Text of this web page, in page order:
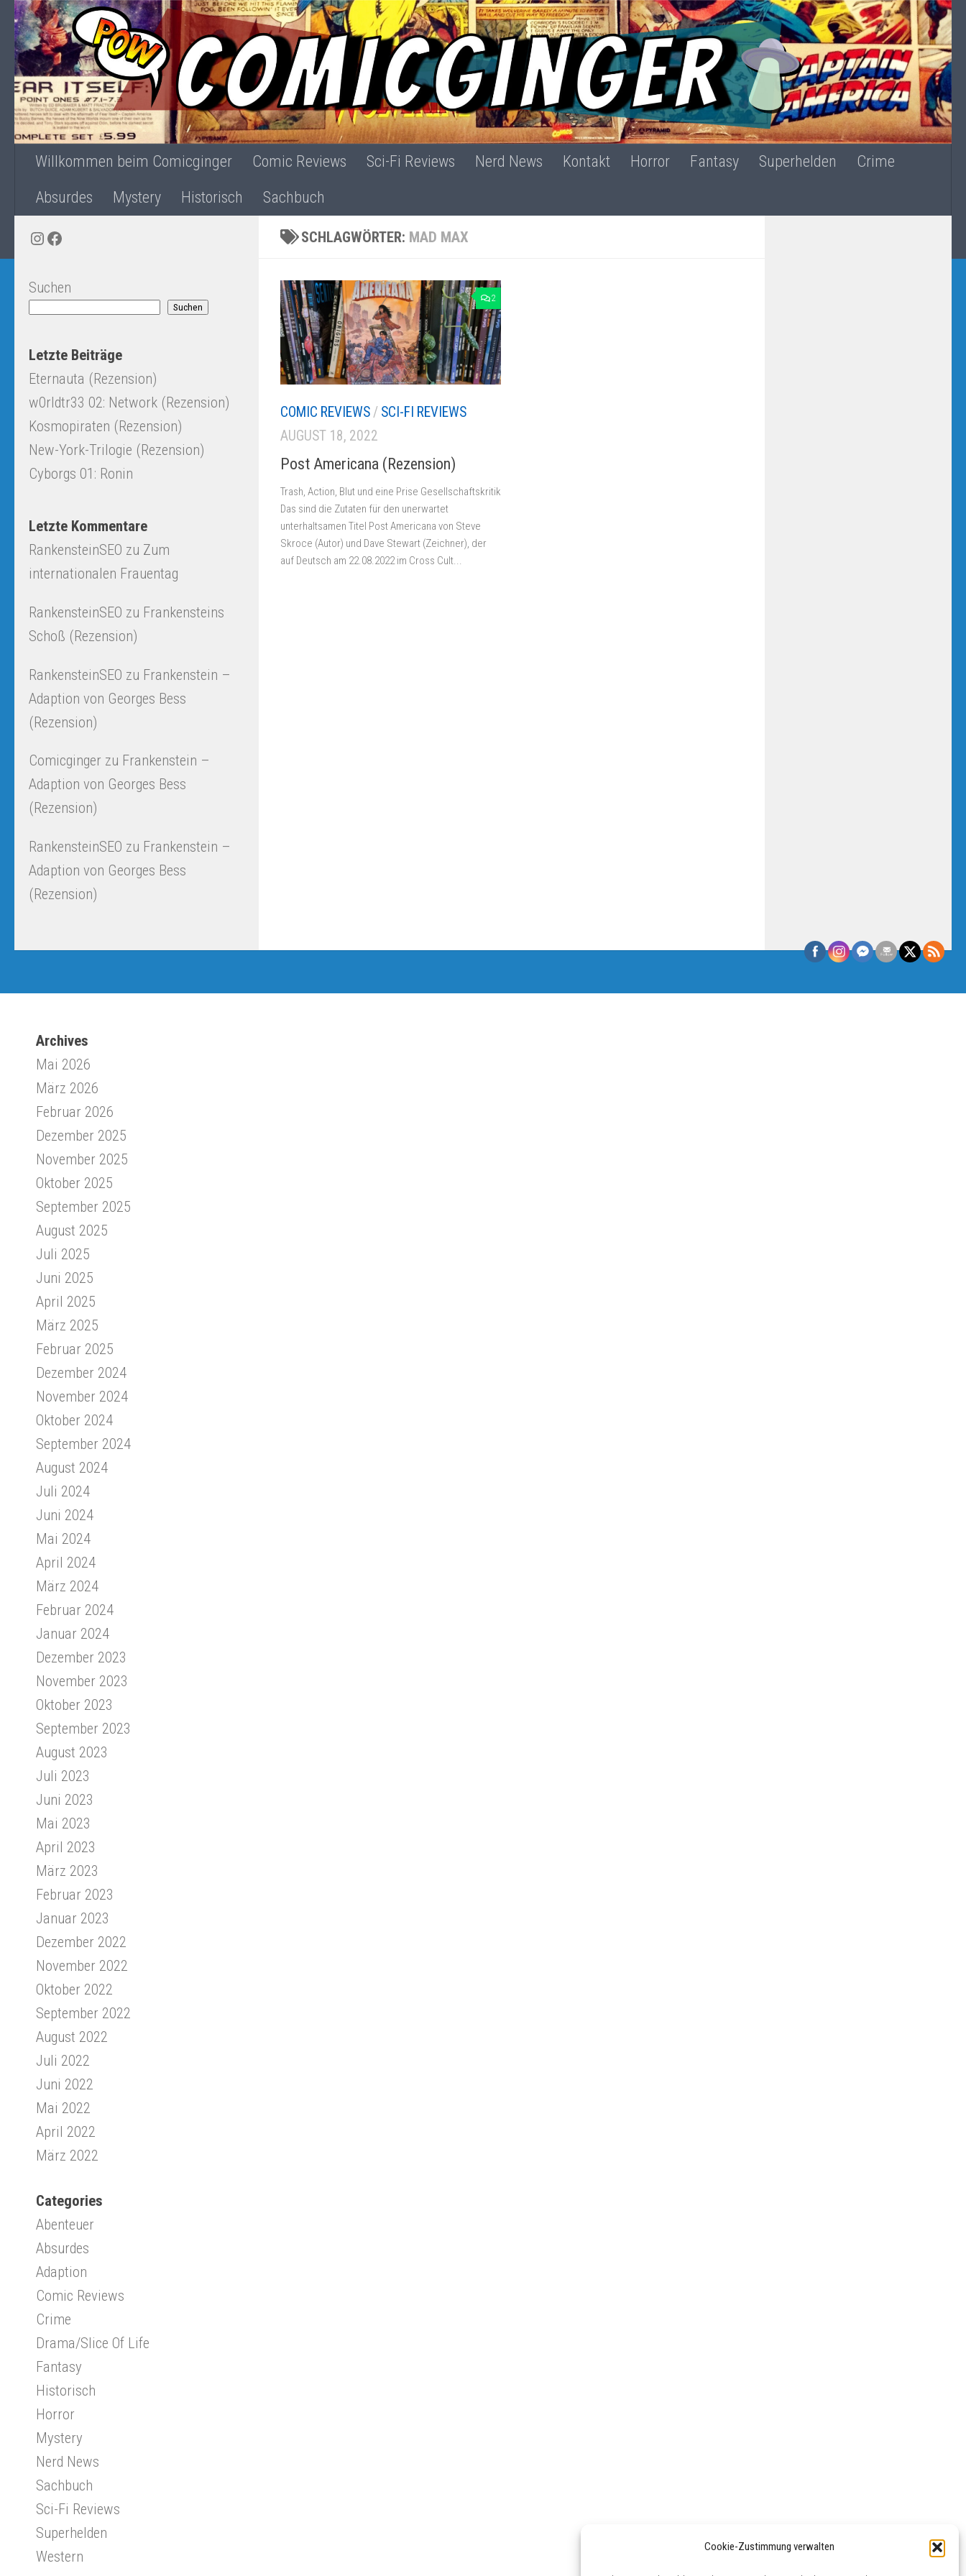
Cookie-Zustimmung verwalten
Zum Inhalt springen
Willkommen beim Comicginger Comic Reviews Sci-Fi Reviews Nerd News Kontakt Horror Fantasy Superhelden
Crime
Absurdes
Mystery Historisch Sachbuch
SCHLAGWÖRTER: MAD MAX
2
COMIC REVIEWS / SCI-FI REVIEWS
AUGUST 18, 2022
Post Americana (Rezension)
Trash, Action, Blut und eine Prise Gesellschaftskritik
Das sind die Zutaten für den unerwartet
unterhaltsamen Titel Post Americana von Steve
Skroce (Autor) und Dave Stewart (Zeichner), der
auf Deutsch am 22.08.2022 im Cross Cult...
Instagram
Facebook
Suchen
Suchen
Letzte Beiträge
Eternauta (Rezension)
w0rldtr33 02: Network (Rezension)
Kosmopiraten (Rezension)
New-York-Trilogie (Rezension)
Cyborgs 01: Ronin
Letzte Kommentare
RankensteinSEO zu Zum
internationalen Frauentag
RankensteinSEO zu Frankensteins
Schoß (Rezension)
RankensteinSEO zu Frankenstein –
Adaption von Georges Bess
(Rezension)
Comicginger zu Frankenstein –
Adaption von Georges Bess
(Rezension)
RankensteinSEO zu Frankenstein –
Adaption von Georges Bess
(Rezension)
Archives
Mai 2026
März 2026
Februar 2026
Dezember 2025
November 2025
Oktober 2025
September 2025
August 2025
Juli 2025
Juni 2025
April 2025
März 2025
Februar 2025
Dezember 2024
November 2024
Oktober 2024
September 2024
August 2024
Juli 2024
Juni 2024
Mai 2024
April 2024
März 2024
Februar 2024
Januar 2024
Dezember 2023
November 2023
Oktober 2023
September 2023
August 2023
Juli 2023
Juni 2023
Mai 2023
April 2023
März 2023
Februar 2023
Januar 2023
Dezember 2022
November 2022
Oktober 2022
September 2022
August 2022
Juli 2022
Juni 2022
Mai 2022
April 2022
März 2022
Categories
Abenteuer
Absurdes
Adaption
Comic Reviews
Crime
Drama/Slice Of Life
Fantasy
Historisch
Horror
Mystery
Nerd News
Sachbuch
Sci-Fi Reviews
Superhelden
Western